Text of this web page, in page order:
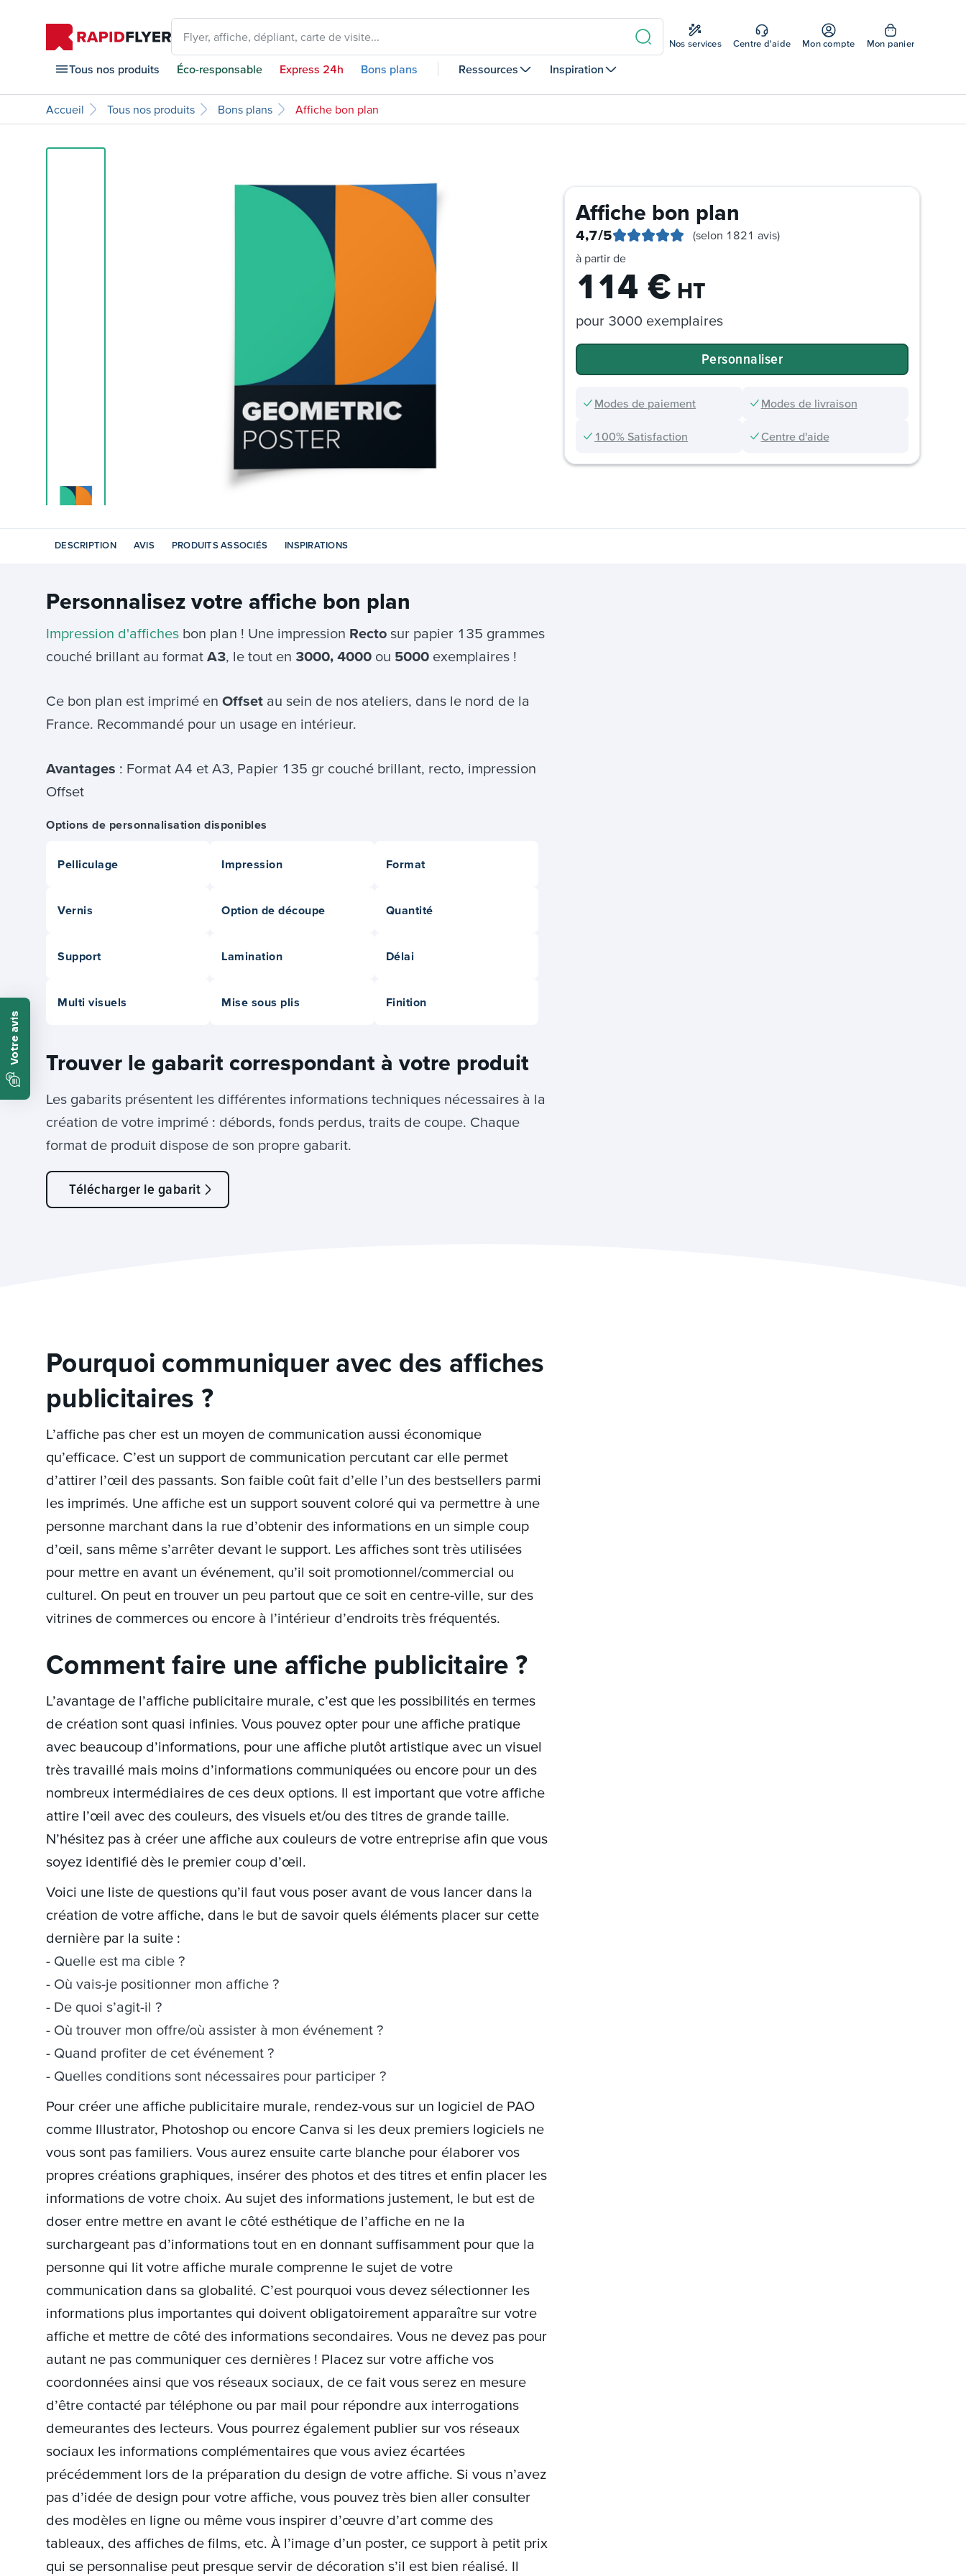
Flyer, affiche, dépliant, carte de visite...
Nos services Centre d'aide Mon compte Mon panier
Tous nos produits Éco-responsable Express 24h Bons plans Ressources Inspiration
Accueil Tous nos produits Bons plans Affiche bon plan
DESCRIPTION AVIS PRODUITS ASSOCIÉS INSPIRATIONS
Affiche bon plan
4,7/5
(selon 1821 avis)
à partir de
114 € HT
pour 3000 exemplaires
Personnaliser
Modes de paiement Modes de livraison
100% Satisfaction Centre d'aide
Personnalisez votre affiche bon plan
Impression d'affiches bon plan ! Une impression Recto sur papier 135 grammes
couché brillant au format A3, le tout en 3000, 4000 ou 5000 exemplaires !
Ce bon plan est imprimé en Offset au sein de nos ateliers, dans le nord de la
France. Recommandé pour un usage en intérieur.
Avantages : Format A4 et A3, Papier 135 gr couché brillant, recto, impression
Offset
Options de personnalisation disponibles
Pelliculage Impression Format
Vernis Option de découpe Quantité
Support Lamination Délai
Multi visuels Mise sous plis Finition
Trouver le gabarit correspondant à votre produit
Les gabarits présentent les différentes informations techniques nécessaires à la
création de votre imprimé : débords, fonds perdus, traits de coupe. Chaque
format de produit dispose de son propre gabarit.
Télécharger le gabarit
Pourquoi communiquer avec des affiches
publicitaires ?
L’affiche pas cher est un moyen de communication aussi économique
qu’efficace. C’est un support de communication percutant car elle permet
d’attirer l’œil des passants. Son faible coût fait d’elle l’un des bestsellers parmi
les imprimés. Une affiche est un support souvent coloré qui va permettre à une
personne marchant dans la rue d’obtenir des informations en un simple coup
d’œil, sans même s’arrêter devant le support. Les affiches sont très utilisées
pour mettre en avant un événement, qu’il soit promotionnel/commercial ou
culturel. On peut en trouver un peu partout que ce soit en centre-ville, sur des
vitrines de commerces ou encore à l’intérieur d’endroits très fréquentés.
Comment faire une affiche publicitaire ?
L’avantage de l’affiche publicitaire murale, c’est que les possibilités en termes
de création sont quasi infinies. Vous pouvez opter pour une affiche pratique
avec beaucoup d’informations, pour une affiche plutôt artistique avec un visuel
très travaillé mais moins d’informations communiquées ou encore pour un des
nombreux intermédiaires de ces deux options. Il est important que votre affiche
attire l’œil avec des couleurs, des visuels et/ou des titres de grande taille.
N’hésitez pas à créer une affiche aux couleurs de votre entreprise afin que vous
soyez identifié dès le premier coup d’œil.
Voici une liste de questions qu’il faut vous poser avant de vous lancer dans la
création de votre affiche, dans le but de savoir quels éléments placer sur cette
dernière par la suite :
Quelle est ma cible ?
Où vais-je positionner mon affiche ?
De quoi s’agit-il ?
Où trouver mon offre/où assister à mon événement ?
Quand profiter de cet événement ?
Quelles conditions sont nécessaires pour participer ?
Pour créer une affiche publicitaire murale, rendez-vous sur un logiciel de PAO
comme Illustrator, Photoshop ou encore Canva si les deux premiers logiciels ne
vous sont pas familiers. Vous aurez ensuite carte blanche pour élaborer vos
propres créations graphiques, insérer des photos et des titres et enfin placer les
informations de votre choix. Au sujet des informations justement, le but est de
doser entre mettre en avant le côté esthétique de l’affiche en ne la
surchargeant pas d’informations tout en en donnant suffisamment pour que la
personne qui lit votre affiche murale comprenne le sujet de votre
communication dans sa globalité. C’est pourquoi vous devez sélectionner les
informations plus importantes qui doivent obligatoirement apparaître sur votre
affiche et mettre de côté des informations secondaires. Vous ne devez pas pour
autant ne pas communiquer ces dernières ! Placez sur votre affiche vos
coordonnées ainsi que vos réseaux sociaux, de ce fait vous serez en mesure
d’être contacté par téléphone ou par mail pour répondre aux interrogations
demeurantes des lecteurs. Vous pourrez également publier sur vos réseaux
sociaux les informations complémentaires que vous aviez écartées
précédemment lors de la préparation du design de votre affiche. Si vous n’avez
pas d’idée de design pour votre affiche, vous pouvez très bien aller consulter
des modèles en ligne ou même vous inspirer d’œuvre d’art comme des
tableaux, des affiches de films, etc. À l’image d’un poster, ce support à petit prix
qui se personnalise peut presque servir de décoration s’il est bien réalisé. Il